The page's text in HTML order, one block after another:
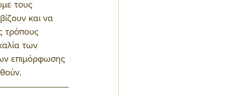
τους
και να
τρόπους
των
επιμόρφωσης